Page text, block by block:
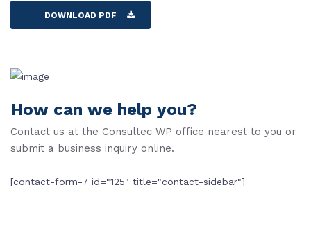
DOWNLOAD PDF
How can we help you?
Contact us at the Consultec WP office nearest to you or
submit a business inquiry online.
[contact-form-7 id="125" title="contact-sidebar"]